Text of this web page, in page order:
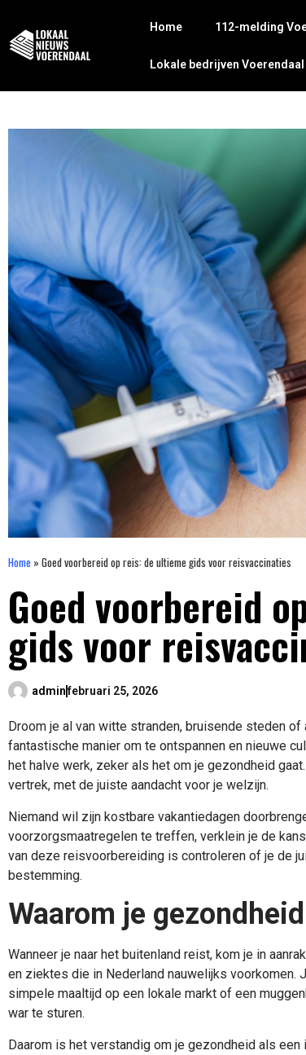
Home 112-melding
Lokale bedrijven Voerendaal
Home » Goed voorbereid op reis: de ultieme gids voor reisvaccinaties
Goed voorbereid
gids voor
adminfebruari 25, 2026
Droom je al van witte stranden, bruisende steden
fantastische manier om te ontspannen en nieuwe
het halve werk, zeker als het om je gezondheid
vertrek, met de juiste aandacht voor je welzijn.
Niemand wil zijn kostbare vakantiedagen
voorzorgsmaatregelen te treffen, verklein je de
van deze reisvoorbereiding is controleren of je de
bestemming.
Waarom je
Wanneer je naar het buitenland reist, kom je in
en ziektes die in Nederland nauwelijks voorkomen.
simpele maaltijd op een lokale markt of een
war te sturen.
Daarom is het verstandig om je gezondheid als